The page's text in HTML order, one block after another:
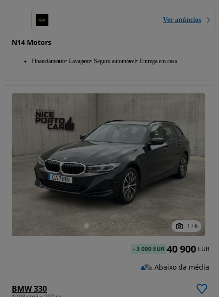
Ver anúncios
N14 Motors
Financiamento Lavagem Seguro automóvel Entrega em casa
1 / 6
BMW 330
-3 000 EUR 40 900 EUR
Abaixo da média